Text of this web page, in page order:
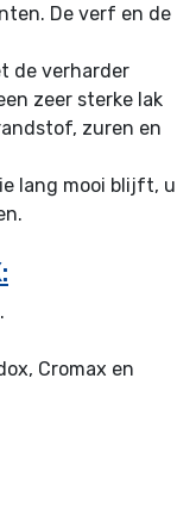
De verf en de
de verharder
zeer sterke lak
zuren en
lang mooi blijft, u
Cromax en